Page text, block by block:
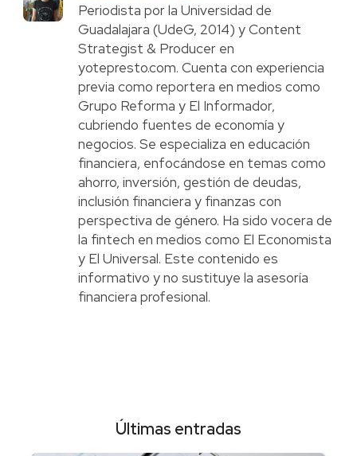
Periodista por la Universidad de
Guadalajara (UdeG, 2014) y Content
Strategist & Producer en
yotepresto.com. Cuenta con experiencia
previa como reportera en medios como
Grupo Reforma y El Informador,
cubriendo fuentes de economía y
negocios. Se especializa en educación
financiera, enfocándose en temas como
ahorro, inversión, gestión de deudas,
inclusión financiera y finanzas con
perspectiva de género. Ha sido vocera de
la fintech en medios como El Economista
y El Universal. Este contenido es
informativo y no sustituye la asesoría
financiera profesional.
Últimas entradas